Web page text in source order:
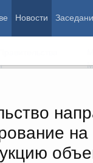
Новости
на